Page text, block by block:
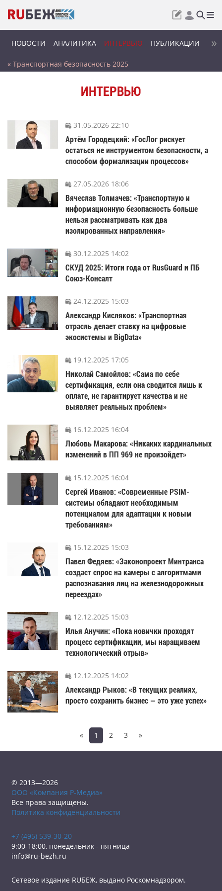
НОВОСТИ АНАЛИТИКА ИНТЕРВЬЮ ПУБЛИКАЦИИ
« Транспортная безопасность 2025
ИНТЕРВЬЮ
31.05.2026 22:10
Артём Городецкий: «ГосЛог рискует
остаться не инструментом безопасности, а
способом формализации процессов»
27.05.2026 18:06
Вячеслав Толмачев: «Транспортную и
информационную безопасность больше
нельзя рассматривать как два
изолированных направления»
30.12.2025 14:02
СКУД 2025: Итоги года от RusGuard и ПБ
Союз-Консалт
24.12.2025 15:03
Александр Кисляков: «Транспортная
отрасль делает ставку на цифровые
экосистемы и BigData»
19.12.2025 17:05
Николай Самойлов: «Сама по себе
сертификация, если она сводится лишь к
оплате, не гарантирует качества и не
выявляет реальных проблем»
16.12.2025 16:04
Любовь Макарова: «Никаких кардинальных
изменений в ПП 969 не произойдет»
15.12.2025 16:04
Сергей Иванов: «Современные PSIM-
системы обладают необходимым
потенциалом для адаптации к новым
требованиям»
15.12.2025 15:03
Павел Федяев: «Законопроект Минтранса
создаст спрос на камеры с алгоритмами
распознавания лиц на железнодорожных
переездах»
12.12.2025 15:03
Илья Анучин: «Пока новички проходят
процесс сертификации, мы наращиваем
технологический отрыв»
12.12.2025 14:02
Александр Рыков: «В текущих реалиях,
просто сохранить бизнес — это уже успех»
« 1 2 3 »
© 2013—2026
ООО «Компания Р-Медиа»
Все права защищены.
Политика конфиденциальности
+7 (495) 539-30-20
9:00-18:00, понедельник - пятница
info@ru-bezh.ru
Сетевое издание RUБЕЖ, выдано Роскомнадзором.